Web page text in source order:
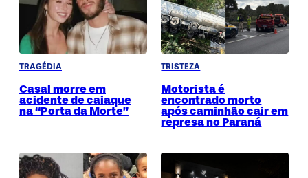
TRAGÉDIA
Casal morre em
acidente de caiaque
na “Porta da Morte”
TRISTEZA
Motorista é
encontrado morto
após caminhão cair em
represa no Paraná